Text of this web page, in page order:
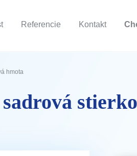
Referencie Kontakt
hmota